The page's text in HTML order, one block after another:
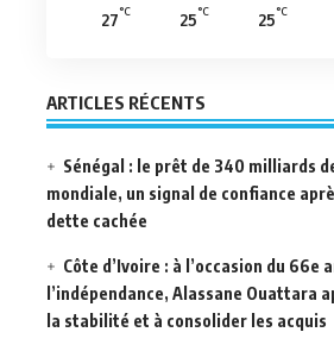
27°C 25°C 25°C
ARTICLES RÉCENTS
Sénégal : le prêt de 340 milliards
mondiale, un signal de confiance
dette cachée
Côte d’Ivoire : à l’occasion du 66e
l’indépendance, Alassane Ouattara
la stabilité et à consolider les acquis